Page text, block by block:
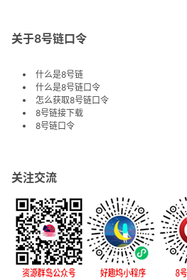
关于8号链口令
什么是8号链
什么是8号链口令
怎么获取8号链口令
8号链接下载
8号链口令
关注交流